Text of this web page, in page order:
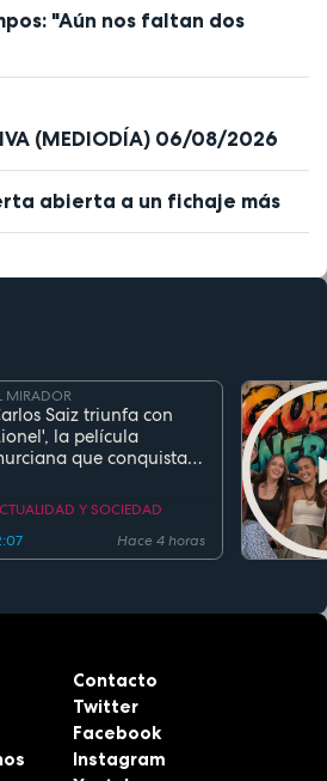
"Aún nos faltan dos
(MEDIODÍA) 06/08/2026
abierta a un fichaje más
MIRADOR
Saiz triunfa con
la película
que conquista
Y SOCIEDAD
Hace 4 horas
Contacto
Twitter
Facebook
Instagram